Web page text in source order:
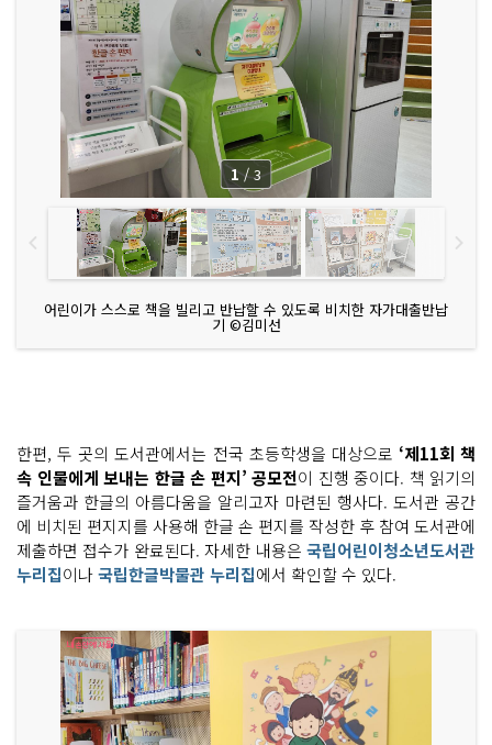
어린이가 스스로 책을 빌리고 반납할 수 있도록 비치한 자가대출반납
기 ©김미선
1 / 3
한편, 두 곳의 도서관에서는 전국 초등학생을 대상으로 ‘제11회 책
속 인물에게 보내는 한글 손 편지’ 공모전이 진행 중이다. 책 읽기의
즐거움과 한글의 아름다움을 알리고자 마련된 행사다. 도서관 공간
에 비치된 편지지를 사용해 한글 손 편지를 작성한 후 참여 도서관에
제출하면 접수가 완료된다. 자세한 내용은 국립어린이청소년도서관
누리집이나국립한글박물관 누리집에서 확인할 수 있다.